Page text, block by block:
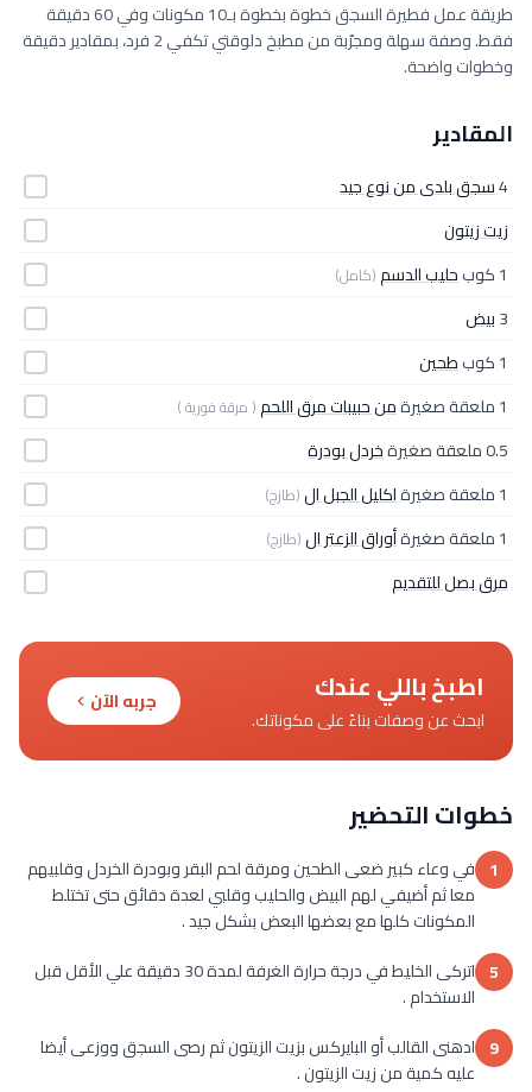
طريقة عمل فطيرة السجق خطوة بخطوة بـ10 مكونات وفي 60 دقيقة
فقط. وصفة سهلة ومجرّبة من مطبخ دلوقتي تكفي 2 فرد، بمقادير دقيقة
وخطوات واضحة.
المقادير
4سجق بلدى من نوع جيد
زيت زيتون
1 كوب
حليب الدسم(كامل)
3بيض
1 كوب
طحين
1 ملعقة صغيرة
من حبيبات مرق اللحم( مرقة فورية )
0.5 ملعقة صغيرة
خردل بودرة
1 ملعقة صغيرة
اكليل الجبل ال(طازج)
1 ملعقة صغيرة أوراق الزعتر ال(طازج)
مرق بصل للتقديم
اطبخ باللي عندك
ابحث عن وصفات بناءً على مكوناتك.
جربه الآن
خطوات التحضير
1 في وعاء كبير ضعى الطحين ومرقة لحم البقر وبودرة الخردل وقلبيهم
معا ثم أضيفي لهم البيض والحليب وقلبي لعدة دقائق حتى تختلط
المكونات كلها مع بعضها البعض بشكل جيد .
5
اتركى الخليط في درجة حرارة الغرفة لمدة 30 دقيقة علي الأقل قبل
الاستخدام .
9 ادهنى القالب أو البايركس بزيت الزيتون ثم رصى السجق ووزعى أيضا
عليه كمية من زيت الزيتون .